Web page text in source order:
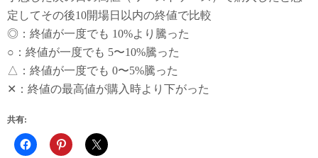
定してその後10開場日以内の終値で比較
◎：終値が一度でも 10%より騰った
○：終値が一度でも 5〜10%騰った
△：終値が一度でも 0〜5%騰った
✕：終値の最高値が購入時より下がった
共有: